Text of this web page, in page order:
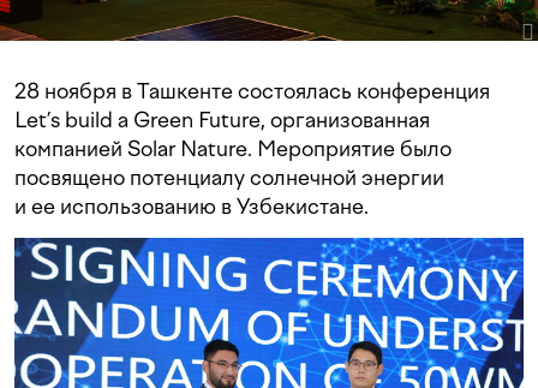
28 ноября в Ташкенте состоялась конференция
Let’s build a Green Future, организованная
компанией Solar Nature. Мероприятие было
посвящено потенциалу солнечной энергии
и ее использованию в Узбекистане.